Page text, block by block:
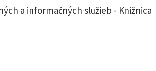
a informačných služieb - Knižnica